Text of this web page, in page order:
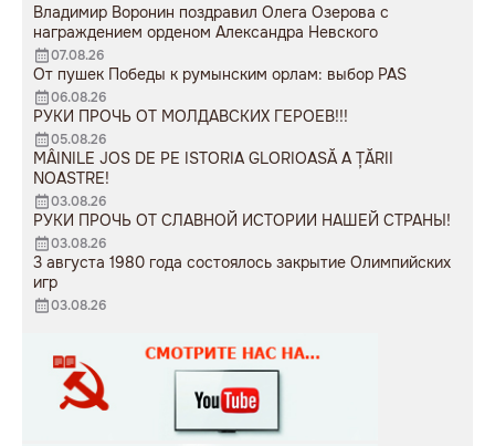
Владимир Воронин поздравил Олега Озерова с
награждением орденом Александра Невского
07.08.26
От пушек Победы к румынским орлам: выбор PAS
06.08.26
РУКИ ПРОЧЬ ОТ МОЛДАВСКИХ ГЕРОЕВ!!!
05.08.26
MÂINILE JOS DE PE ISTORIA GLORIOASĂ A ȚĂRII
NOASTRE!
03.08.26
РУКИ ПРОЧЬ ОТ СЛАВНОЙ ИСТОРИИ НАШЕЙ СТРАНЫ!
03.08.26
3 августа 1980 года состоялось закрытие Олимпийских
игр
03.08.26